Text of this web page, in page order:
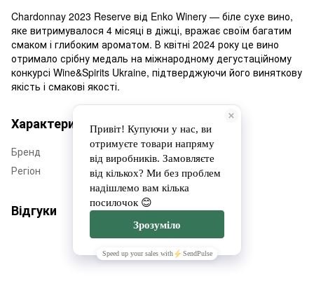
Chardonnay 2023 Reserve від Enko Winery — біле сухе вино,
яке витримувалося 4 місяці в діжці, вражає своїм багатим
смаком і глибоким ароматом. В квітні 2024 року це вино
отримало срібну медаль на міжнародному дегустаційному
конкурсі Wine&Spirits Ukraine, підтверджуючи його виняткову
якість і смакові якості.
Характеристики
Бренд
Enko Winery
Регіон
Сумщина
Відгуки